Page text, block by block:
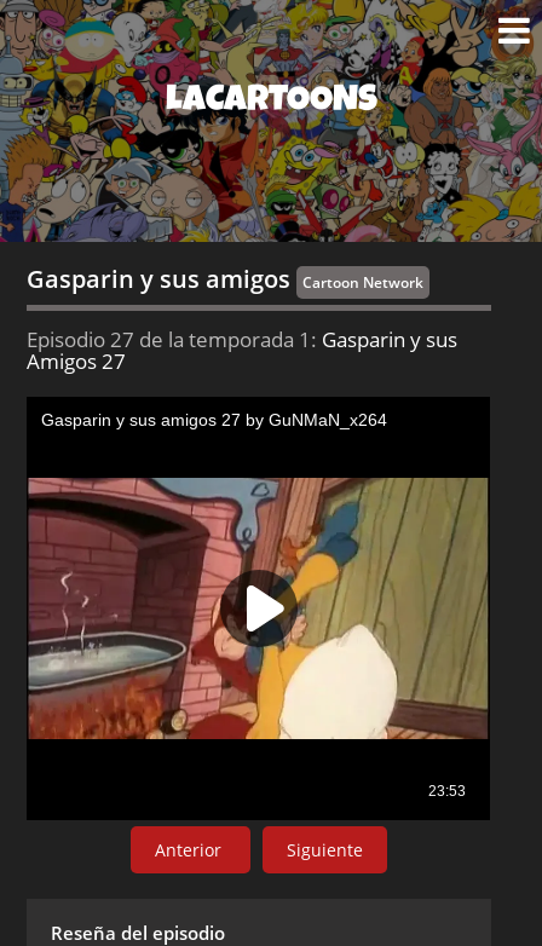
LACARTOONS
Gasparin y sus amigos Cartoon Network
Episodio 27 de la temporada 1: Gasparin y sus
Amigos 27
Anterior Siguiente
Reseña del episodio